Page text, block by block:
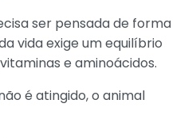
ser pensada de forma
vida exige um equilíbrio
e aminoácidos.
é atingido, o animal